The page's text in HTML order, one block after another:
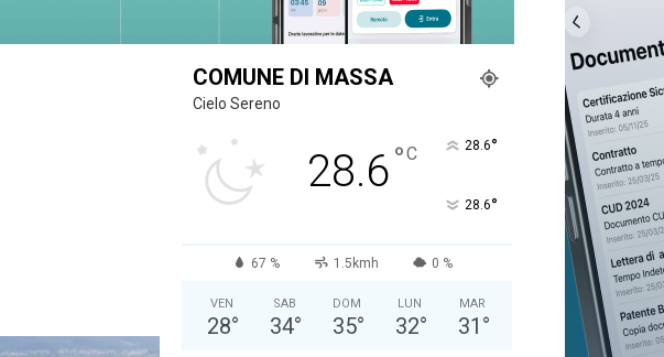
COMUNE DI MASSA
Cielo Sereno
28.6°C 28.6°
28.6°
67 % 1.5kmh 0 %
VEN
28°
SAB
34°
DOM
35°
LUN
32°
MAR
31 °